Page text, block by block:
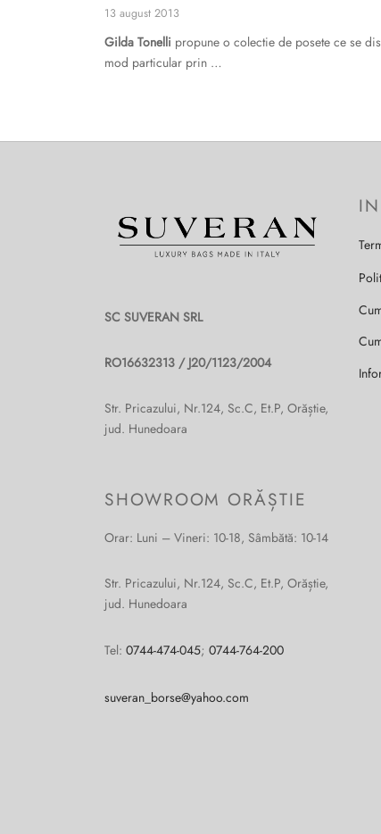
13 august 2013
Gilda Tonelli propune o colectie de posete ce se
mod particular prin …
SC SUVERAN SRL
RO16632313 / J20/1123/2004
Str. Pricazului, Nr.124, Sc.C, Et.P, Orăștie,
jud. Hunedoara
SHOWROOM ORĂȘTIE
Orar: Luni – Vineri: 10-18, Sâmbătă: 10-14
Str. Pricazului, Nr.124, Sc.C, Et.P, Orăștie,
jud. Hunedoara
Tel: 0744-474-045; 0744-764-200
suveran_borse@yahoo.com